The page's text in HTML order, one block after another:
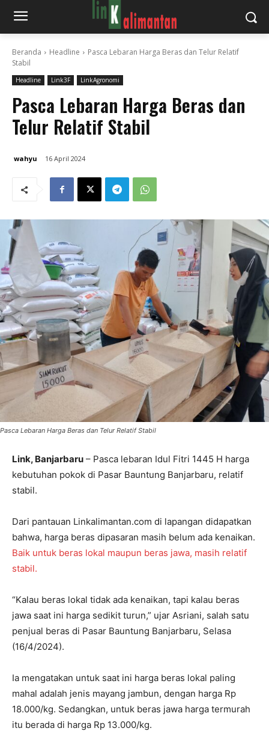
Beranda Headline
Pasca Lebaran Harga Beras dan Telur Relatif
Stabil
Headline Link3F LinkAgronomi
Pasca Lebaran Harga Beras dan
Telur Relatif Stabil
wahyu 16 April 2024
Pasca Lebaran Harga Beras dan Telur Relatif Stabil
Link, Banjarbaru – Pasca lebaran Idul Fitri 1445 H harga
kebutuhan pokok di Pasar Bauntung Banjarbaru, relatif
stabil.
Dari pantauan Linkalimantan.com di lapangan didapatkan
bahwa, harga beras dipasaran masih belum ada kenaikan.
Baik untuk beras lokal maupun beras jawa, masih relatif
stabil.
“Kalau beras lokal tidak ada kenaikan, tapi kalau beras
jawa saat ini harga sedikit turun,” ujar Asriani, salah satu
penjual beras di Pasar Bauntung Banjarbaru, Selasa
(16/4/2024).
Ia mengatakan untuk saat ini harga beras lokal paling
mahal adalah jenis mayang jambun, dengan harga Rp
18.000/kg. Sedangkan, untuk beras jawa harga termurah
itu berada di harga Rp 13.000/kg.